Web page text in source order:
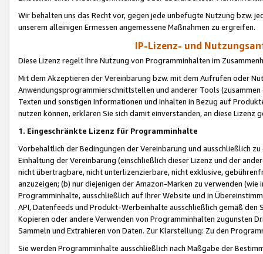
Wir behalten uns das Recht vor, gegen jede unbefugte Nutzung bzw.
unserem alleinigen Ermessen angemessene Maßnahmen zu ergreifen.
IP-Lizenz- und
Diese Lizenz regelt Ihre Nutzung von Programminhalten im
Mit dem Akzeptieren der Vereinbarung bzw. mit dem Aufrufen oder
Anwendungsprogrammierschnittstellen und anderer Tools (zusammen
Texten und sonstigen Informationen und Inhalten in Bezug auf
nutzen können, erklären Sie sich damit einverstanden, an diese Lizenz
1. Eingeschränkte Lizenz für Programminhalte
Vorbehaltlich der Bedingungen der Vereinbarung und ausschließlich
Einhaltung der Vereinbarung (einschließlich dieser Lizenz und der
nicht übertragbare, nicht unterlizenzierbare, nicht exklusive,
anzuzeigen; (b) nur diejenigen der Amazon-Marken zu verwenden
Programminhalte, ausschließlich auf Ihrer Website und in
API, Datenfeeds und Produkt-Werbeinhalte ausschließlich gemäß
Kopieren oder andere Verwenden von Programminhalten zugunsten
Sammeln und Extrahieren von Daten. Zur Klarstellung: Zu den
Sie werden Programminhalte ausschließlich nach Maßgabe der